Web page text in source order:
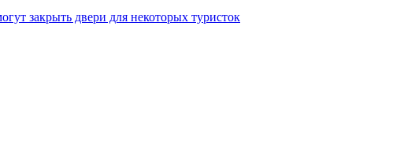
закрыть двери для некоторых туристок